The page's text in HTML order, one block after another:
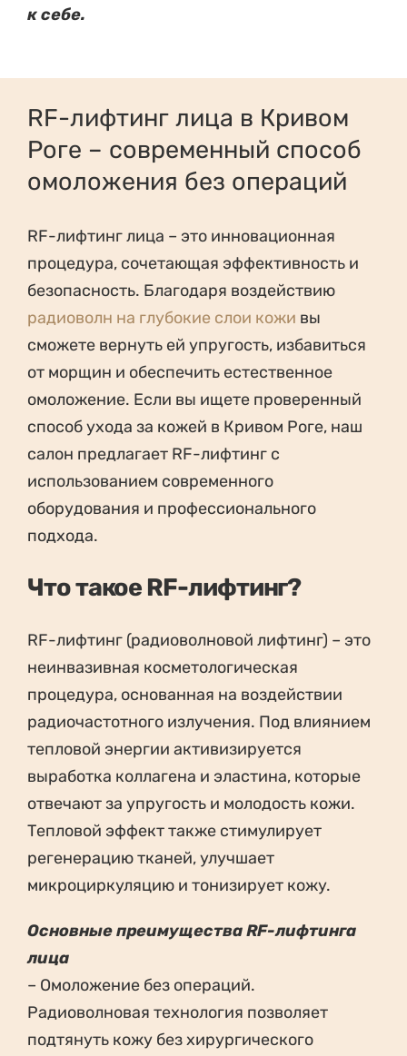
к себе.
RF-лифтинг лица в Кривом
Роге – современный способ
омоложения без операций
RF-лифтинг лица – это инновационная
процедура, сочетающая эффективность и
безопасность. Благодаря воздействию
радиоволн на глубокие слои кожи вы
сможете вернуть ей упругость, избавиться
от морщин и обеспечить естественное
омоложение. Если вы ищете проверенный
способ ухода за кожей в Кривом Роге, наш
салон предлагает RF-лифтинг с
использованием современного
оборудования и профессионального
подхода.
Что такое RF-лифтинг?
RF-лифтинг (радиоволновой лифтинг) – это
неинвазивная косметологическая
процедура, основанная на воздействии
радиочастотного излучения. Под влиянием
тепловой энергии активизируется
выработка коллагена и эластина, которые
отвечают за упругость и молодость кожи.
Тепловой эффект также стимулирует
регенерацию тканей, улучшает
микроциркуляцию и тонизирует кожу.
Основные преимущества RF-лифтинга
лица
– Омоложение без операций.
Радиоволновая технология позволяет
подтянуть кожу без хирургического